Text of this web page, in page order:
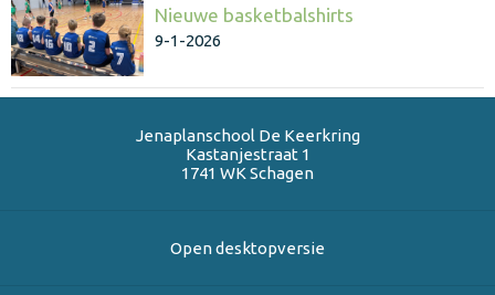
Bellen E-mail Agenda
Nieuwe basketbalshirts
9-1-2026
Jenaplanschool De Keerkring
Kastanjestraat 1
1741 WK Schagen
Open desktopversie